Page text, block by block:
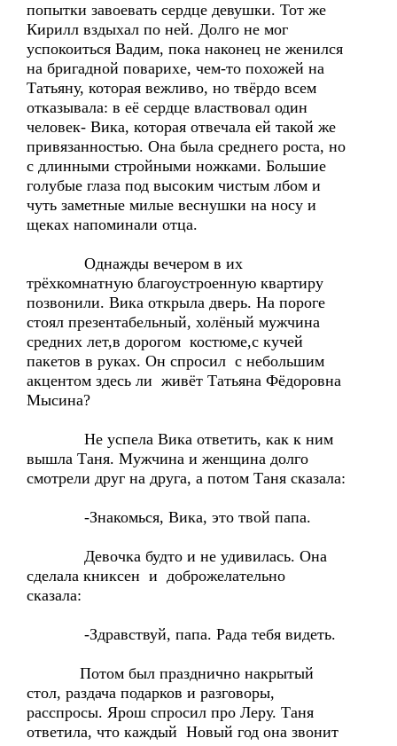
попытки завоевать сердце девушки. Тот же
Кирилл вздыхал по ней. Долго не мог
успокоиться Вадим, пока наконец не женился
на бригадной поварихе, чем-то похожей на
Татьяну, которая вежливо, но твёрдо всем
отказывала: в её сердце властвовал один
человек- Вика, которая отвечала ей такой же
привязанностью. Она была среднего роста, но
с длинными стройными ножками. Большие
голубые глаза под высоким чистым лбом и
чуть заметные милые веснушки на носу и
щеках напоминали отца.
Однажды вечером в их
трёхкомнатную благоустроенную квартиру
позвонили. Вика открыла дверь. На пороге
стоял презентабельный, холёный мужчина
средних лет,в дорогом костюме,с кучей
пакетов в руках. Он спросил с небольшим
акцентом здесь ли живёт Татьяна Фёдоровна
Мысина?
Не успела Вика ответить, как к ним
вышла Таня. Мужчина и женщина долго
смотрели друг на друга, а потом Таня сказала:
-Знакомься, Вика, это твой папа.
Девочка будто и не удивилась. Она
сделала книксен и доброжелательно
сказала:
-Здравствуй, папа. Рада тебя видеть.
Потом был празднично накрытый
стол, раздача подарков и разговоры,
расспросы. Ярош спросил про Леру. Таня
ответила, что каждый Новый год она звонит